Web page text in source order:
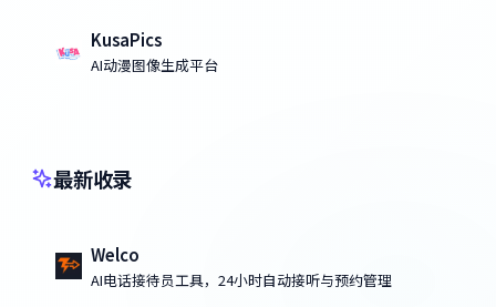
KusaPics
AI动漫图像生成平台
最新收录
Welco
AI电话接待员工具，24小时自动接听与预约管理